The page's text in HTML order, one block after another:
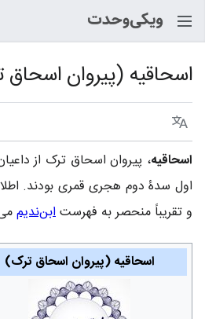
اسحاقیه (پیروان
زبان
اسحاقیه‏، پیروان اسحاق ترک از
اول‌ سدۀ دوم هجری قمری بودند.
و تقریباً منحصر به فهرستابن‌ندیم
اسحاقیه (پیروان اسحاق ترک)